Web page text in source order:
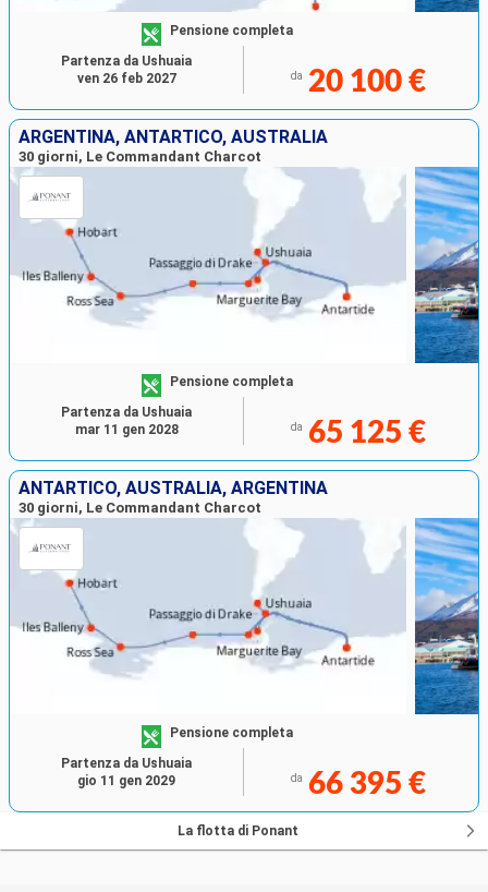
Pensione completa
da 20 100 €
Partenza da Ushuaia
ven 26 feb 2027
ARGENTINA, ANTARTICO, AUSTRALIA
30 giorni, Le Commandant Charcot
Pensione completa
da 65 125 €
Partenza da Ushuaia
mar 11 gen 2028
ANTARTICO, AUSTRALIA, ARGENTINA
30 giorni, Le Commandant Charcot
Pensione completa
da 66 395 €
Partenza da Ushuaia
gio 11 gen 2029
La flotta di Ponant